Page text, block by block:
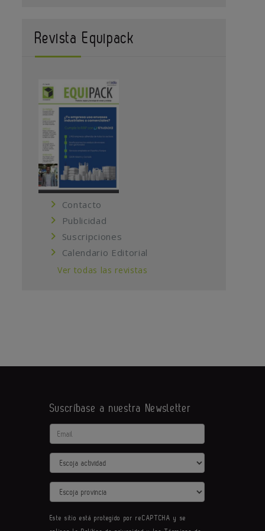
Revista Equipack
Contacto
Publicidad
Suscripciones
Calendario Editorial
Ver todas las revistas
Suscríbase a nuestra Newsletter
Email
Actividad
Provincia
Este sitio está protegido por reCAPTCHA y se